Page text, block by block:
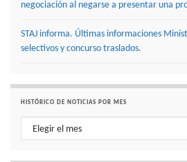
negociación al negarse a presentar una
STAJ informa. Últimas informaciones
selectivos y concurso traslados.
HISTÓRICO DE NOTICIAS POR MES
Histórico de noticias por mes